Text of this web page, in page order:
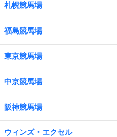
札幌競馬場
福島競馬場
東京競馬場
中京競馬場
阪神競馬場
ウィンズ・エクセル